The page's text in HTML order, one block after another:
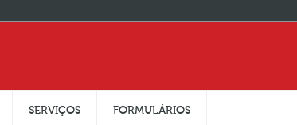
SERVIÇOS FORMULÁRIOS